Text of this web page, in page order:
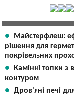
Майстерфлеш:
рішення для
покрівельних
Камінні топки з
контуром
Дров'яні печі